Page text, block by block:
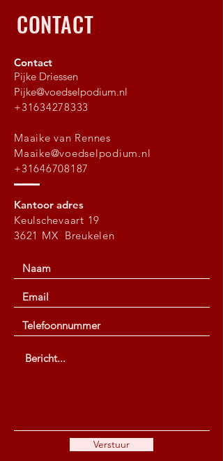
CONTACT
Contact
Pijke Driessen
Pijke@voedselpodium.nl
+31634278333
Maaike van Rennes
Maaike@voedselpodium.nl
+31646708187
Kantoor adres
Keulschevaart 19
3621 MX Breukelen
Verstuur